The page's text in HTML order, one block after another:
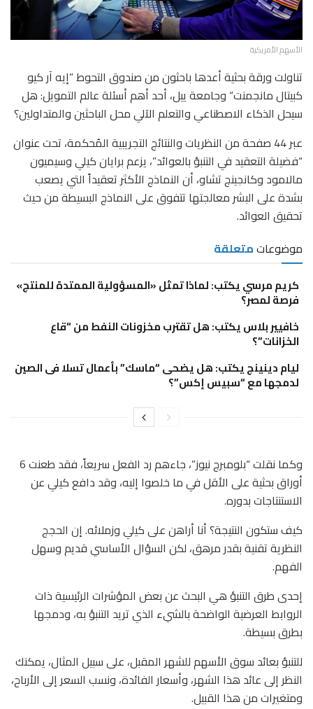
الأسهم الأمريكية
تناولت ورقة بحثية أعدها باحثون من صندوق التحوط ”إيه آر كيو
كبيتال مانجمنت“ وجامعة ييل، أحد أهم أسئلة عالم التمويل: هل
سيحل الذكاء الاصطناعي والتعلم الآلي محل الباحثين والمتداولين؟
عبر 44 صفحة من النظريات والنتائج التجريبية المُحكمة، تحت عنوان
“فضيلة التعقيد في التنبؤ بالعوائد”، يزعم برايان كيلي وسيميون
مالامود وكانجينج تشاو، أن النماذج الأكثر تعقيداً التي يصعب
بشدة على البشر معالجتها تتفوق على النماذج البسيطة من حيث
تحقيق العوائد.
موضوعاتمتعلقة
كريم مرسي يكتب: لماذا تمثل «المسؤولية الممتدة للمنتج»
فرصة لمصر؟
خافيير بلاس يكتب: هل تقترب مخزونات النفط من “قاع
الخزانات”؟
ليام دينينج يكتب: هل يضحى “ماسك” بأعمال تسلا فى الصين
لدمجها مع “سبيس إكس”؟
وكما نقلت “بلومبرج نيوز”، جاءهم رد الفعل سريعاً، فقد طعنت 6
أوراق بحثية على الأقل في ما خلصوا إليه، وقد دافع كيلي عن
الاستنتاجات بدوره.
كيف ستكون النتيجة؟ أنا أراهن على كيلي وزملائه. إن الحجج
النظرية تقنية بقدر مرهق، لكن السؤال الأساسي قديم وسهل
الفهم.
إحدى طرق التنبؤ هي البحث عن بعض المؤشرات الرئيسية ذات
الروابط العرضية الواضحة بالشيء الذي تريد التنبؤ به، ودمجها
بطرق بسيطة.
للتنبؤ بعائد سوق الأسهم للشهر المقبل، على سبيل المثال، يمكنك
النظر إلى عائد هذا الشهر، وأسعار الفائدة، ونسب السعر إلى الأرباح،
ومتغيرات من هذا القبيل.